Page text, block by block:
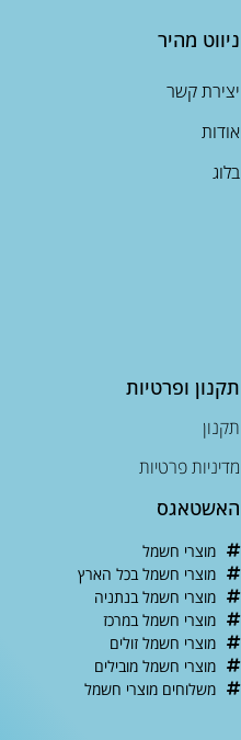
ניווט מהיר
יצירת קשר
אודות
בלוג
תקנון ופרטיות
תקנון
מדיניות פרטיות
האשטאגס
מוצרי חשמל
מוצרי חשמל בכל הארץ
מוצרי חשמל בנתניה
מוצרי חשמל במרכז
מוצרי חשמל זולים
מוצרי חשמל מובילים
משלוחים מוצרי חשמל